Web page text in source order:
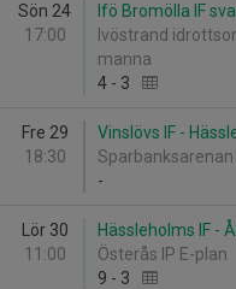
Sön 24
17:00
Ifö Bromölla IF
Ivöstrand
manna
4 - 3
Fre 29
18:30
Vinslövs IF -
Sparbanksarenan
-
Lör 30
11:00
Hässleholms IF -
Österås IP E-plan
9 - 3